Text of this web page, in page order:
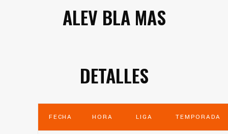
ALEV BLA MAS
DETALLES
FECHA HORA LIGA TEMPORADA